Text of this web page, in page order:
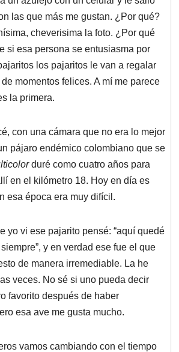
las que más me gustan. ¿Por qué?
cheverisima la foto. ¿Por qué
si esa persona se entusiasma por
los pajaritos le van a regalar
momentos felices. A mí me parece
la primera.
con una cámara que no era lo mejor
pájaro endémico colombiano que se
duré como cuatro años para
en el kilómetro 18. Hoy en día es
esa época era muy difícil.
yo vi ese pajarito pensé: “aquí quedé
y en verdad ese fue el que
de manera irremediable. La he
veces. No sé si uno pueda decir
favorito después de haber
esa ave me gusta mucho.
vamos cambiando con el tiempo